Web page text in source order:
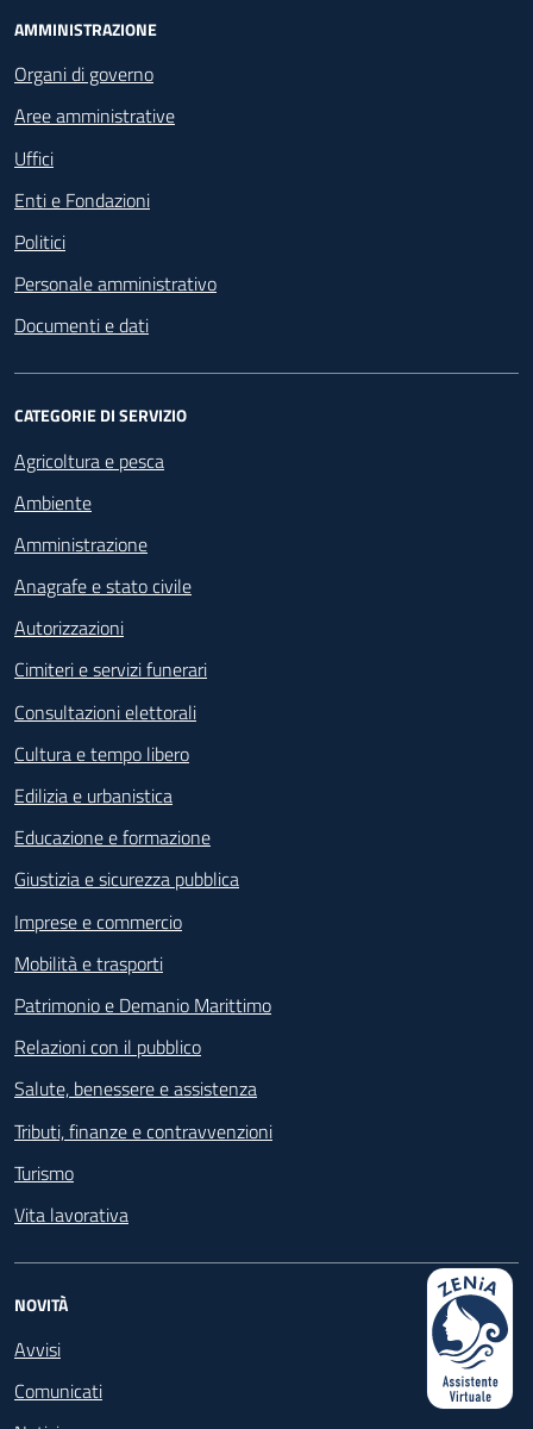
Footer - Navigazione
AMMINISTRAZIONE
Organi di governo
Aree amministrative
Uffici
Enti e Fondazioni
Politici
Personale amministrativo
Documenti e dati
CATEGORIE DI SERVIZIO
Agricoltura e pesca
Ambiente
Amministrazione
Anagrafe e stato civile
Autorizzazioni
Cimiteri e servizi funerari
Consultazioni elettorali
Cultura e tempo libero
Edilizia e urbanistica
Educazione e formazione
Giustizia e sicurezza pubblica
Imprese e commercio
Mobilità e trasporti
Patrimonio e Demanio Marittimo
Relazioni con il pubblico
Salute, benessere e assistenza
Tributi, finanze e contravvenzioni
Turismo
Vita lavorativa
NOVITÀ
Avvisi
Comunicati